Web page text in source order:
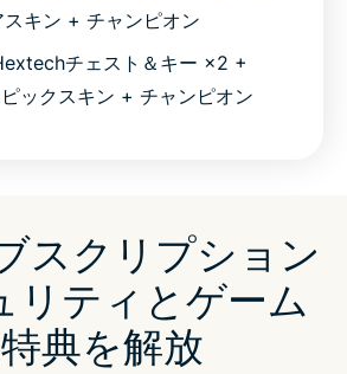
キン + チャンピオン
チェスト＆キー ×2 +
ックスキン + チャンピオン
スクリプション
リティとゲーム
典を解放